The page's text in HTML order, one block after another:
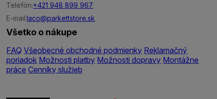
Telefón:+421 948 899 967
E-mail:laco@parkettstore.sk
Všetko o nákupe
FAQ Všeobecné obchodné podmienky Reklamačný
poriadok Možnosti platby Možnosti dopravy Montážne
práce Cenníky služieb